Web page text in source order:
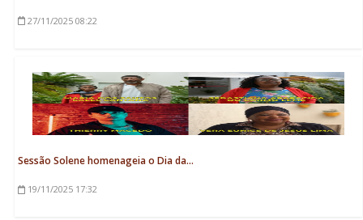
27/11/2025 08:22
Sessão Solene homenageia o Dia da...
19/11/2025 17:32